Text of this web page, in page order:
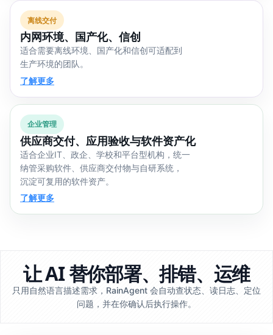
离线交付
内网环境、国产化、信创
适合需要离线环境、国产化和信创可适配到
生产环境的团队。
了解更多
企业管理
供应商交付、应用验收与软件资产化
适合企业IT、政企、学校和平台型机构，统一
纳管采购软件、供应商交付物与自研系统，
沉淀可复用的软件资产。
了解更多
让 AI 替你部署、排错、运维
只用自然语言描述需求，RainAgent 会自动查状态、读日志、定位
问题，并在你确认后执行操作。